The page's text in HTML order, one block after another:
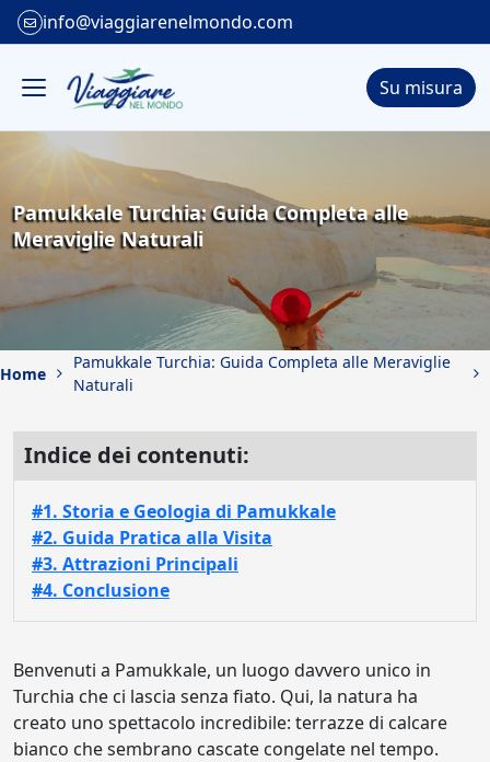
info@viaggiarenelmondo.com
Su misura
Pamukkale Turchia: Guida Completa alle
Meraviglie Naturali
Home
Pamukkale Turchia: Guida Completa alle Meraviglie
Naturali
Indice dei contenuti:
#1. Storia e Geologia di Pamukkale
#2. Guida Pratica alla Visita
#3. Attrazioni Principali
#4. Conclusione
Benvenuti a Pamukkale, un luogo davvero unico in
Turchia che ci lascia senza fiato. Qui, la natura ha
creato uno spettacolo incredibile: terrazze di calcare
bianco che sembrano cascate congelate nel tempo.